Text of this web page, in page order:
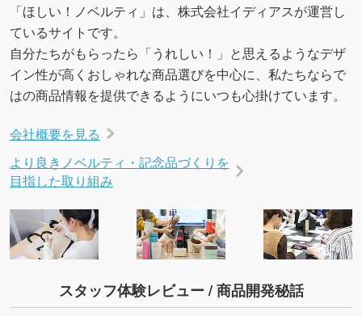
「ほしい！ノベルティ」は、株式会社イディアスが運営し
ているサイトです。
自分たちがもらったら「うれしい！」と思えるようなデザ
イン性が高くおしゃれな商品選びを中心に、私たちならで
はの商品情報を提供できるようにいつも心掛けています。
会社概要を見る
より良きノベルティ・記念品づくりを
目指した取り組み
スタッフ体験レビュー / 商品開発秘話